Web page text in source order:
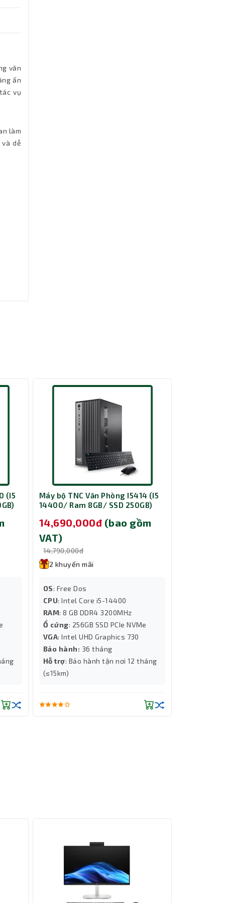
văn
ấn
vụ
làm
dễ
Cấu
đến
(I5
Máy bộ TNC Văn Phòng I5414 (I5
14400/ Ram 8GB/ SSD 250GB)
14,690,000đ (bao gồm
VAT)
14,790,000đ
2 khuyến mãi
OS: Free Dos
CPU: Intel Core i5-14400
RAM: 8 GB DDR4 3200MHz
Ổ cứng: 256GB SSD PCIe NVMe
VGA: Intel UHD Graphics 730
Bảo hành: 36 tháng
Hỗ trợ: Bảo hành tận nơi 12 tháng
(≤15km)